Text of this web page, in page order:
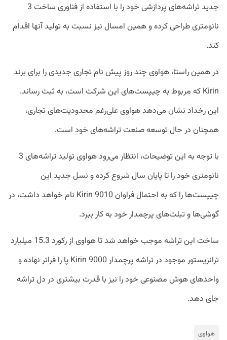
جدید تراشه‌های پردازشی خود را با استفاده از فناوری ساخت 3
نانومتری طراحی کرده و همین امسال نیز نسبت به تولید آنها اقدام
کند.
در همین راستا، هواوی چند روز پیش نام تجاری جدیدی را برای برند
Kirin که مربوط به چیپست‌های این شرکت است، به ثبت رساند.
این رخداد نشان می‌دهد هواوی علی‌رغم محدودیت‌های تجاری،
همچنان در حال توسعه صنعت تراشه‌های خود است.
با توجه به این توضیحات، انتظار می‌رود هواوی تولید تراشه‌های 3
نانومتری خود را تا پایان سال شروع کرده و نسل جدید این
چیپست‌ها را که به احتمال فراوان Kirin 9010 نام خواهد داشت، در
گوشی‌ها و تبلت‌های پرچمدار خود به کار ببرد.
ساخت این تراشه موجب خواهد شد تا هواوی از رکورد 15.3 میلیارد
ترانزیستور موجود در تراشه پرچمدار Kirin 9000 پا را فراتر نهاده و
واحدهای هوش مصنوعی خود را نیز با قدرت بیشتری در دل تراشه
جای دهد.
هواوی